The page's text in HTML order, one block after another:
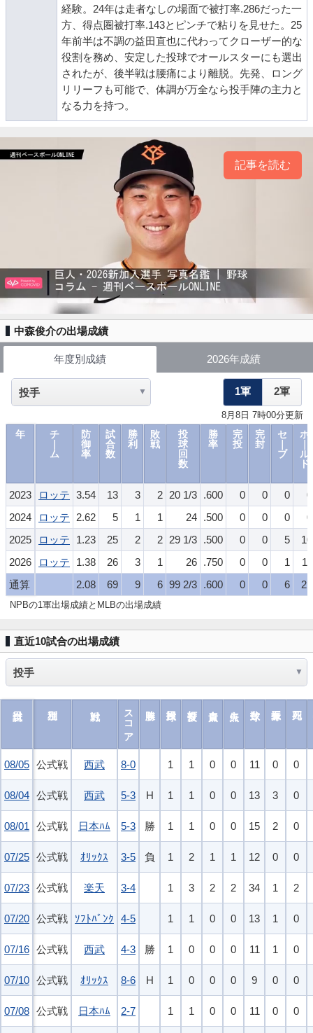
経験。24年は走者なしの場面で被打率.286だった一
方、得点圏被打率.143とピンチで粘りを見せた。25
年前半は不調の益田直也に代わってクローザー的な
役割を務め、安定した投球でオールスターにも選出
されたが、後半戦は腰痛により離脱。先発、ロング
リリーフも可能で、体調が万全なら投手陣の主力と
なる力を持つ。
記事を読む
中森俊介の出場成績
年度別成績 2026年成績
1軍 2軍
8月8日 7時00分更新
年
2023
2024
2025
2026
通算
チ
ム
防
御
率
試
合
数
勝
利
敗
戦
投
球
回
数
勝
率
完
投
完
封
セ
ブ
ホ
ル
ド
ロッテ 3.54 13 3 2 20 1/3 .600 0 0 0
0
ロッテ
2.62 5 1 1 24 .500 0 0 0
0
ロッテ
1.23 25 2 2 29 1/3 .500 0 0 5
10
ロッテ
1.38 26 3 1 26 .750 0 0 1
11
2.08
69 9 6 99 2/3 .600 0 0 6 21
NPBの1軍出場成績とMLBの出場成績
直近10試合の出場成績
08/05
08/04
08/01
07/25
07/23
07/20
07/16
07/10
07/08
スコア
08/05 公式戦 西武 8-0 1 1 0 0 11 0 0
08/04 公式戦 西武 5-3 H 1 1 0 0 13 3 0
08/01 公式戦 日本ﾊﾑ 5-3 勝 1 1 0 0 15 2 0
07/25 公式戦 ｵﾘｯｸｽ 3-5 負 1 2 1 1 12 0 0
07/23 公式戦 楽天 3-4 1 3 2 2 34 1 2
07/20 公式戦 ｿﾌﾄﾊﾞﾝｸ 4-5 1 1 0 0 13 1 0
07/16 公式戦 西武 4-3 勝 1 0 0 0 11 1 0
07/10 公式戦 ｵﾘｯｸｽ 8-6 H 1 0 0 0 9 0 0
07/08 公式戦 日本ﾊﾑ 2-7 1 1 0 0 11 0 0